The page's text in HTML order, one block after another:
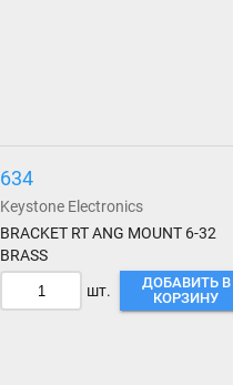
634
Keystone Electronics
BRACKET RT ANG MOUNT 6-32
BRASS
шт.
ДОБАВИТЬ В
КОРЗИНУ